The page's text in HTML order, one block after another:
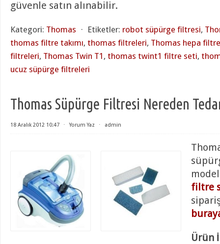
güvenle satın alınabilir.
Kategori: Thomas ⋅ Etiketler: robot süpürge filtresi,
thomas filtre takımı, thomas filtreleri, Thomas hepa filtre
filtreleri, Thomas Twin T1 , thomas twint1 filtre seti,
ucuz süpürge filtreleri
Thomas Süpürge Filtresi Nereden
18 Aralık 2012 10:47 ⋅ Yorum Yaz ⋅ admin
filtre
Ürün